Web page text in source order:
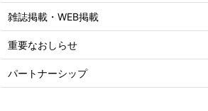
雑誌掲載・WEB掲載
重要なおしらせ
パートナーシップ